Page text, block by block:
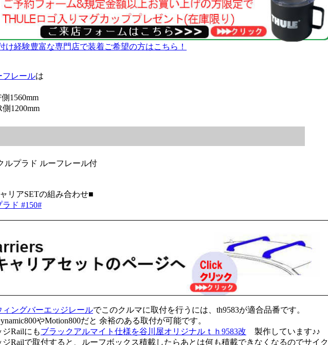
け経験豊富な専門店で装着ご希望の方はこちら！
フレールは
1560mm
1200mm
ルプラド ルーフレール付
リアSETの組み合わせ■
ド #150#
ィングバーエッジレールでこのクルマに取付を行うには、th9583が適合品番です。
やMotion800だと 余裕のある取付が可能です。
Railにもブラックアルマイト仕様を谷川屋オリジナルｔｈ9583改 製作しています♪♪
Railで取付すると、ルーフボックス積載したらあとは何も積載できなくなるのでサイク